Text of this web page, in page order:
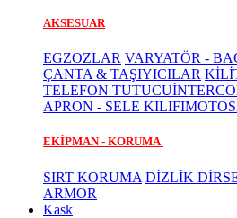
AKSESUAR
EGZOZLAR VARYATÖR -
ÇANTA & TAŞIYICILAR
TELEFON TUTUCU
APRON - SELE KILIFI
EKİPMAN - KORUMA
SIRT KORUMA DİZLİK
ARMOR
Kask